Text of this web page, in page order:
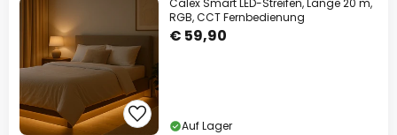
Calex Smart LED-Streifen, Länge 20 m,
RGB, CCT Fernbedienung
€ 59,90
Auf Lager